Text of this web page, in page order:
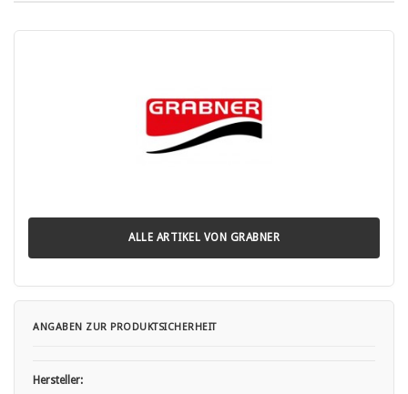
ALLE ARTIKEL VON GRABNER
ANGABEN ZUR PRODUKTSICHERHEIT
Hersteller: